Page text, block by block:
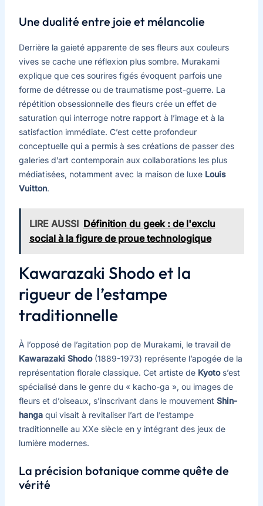
Une dualité entre joie et mélancolie
Derrière la gaieté apparente de ses fleurs aux couleurs
vives se cache une réflexion plus sombre. Murakami
explique que ces sourires figés évoquent parfois une
forme de détresse ou de traumatisme post-guerre. La
répétition obsessionnelle des fleurs crée un effet de
saturation qui interroge notre rapport à l’image et à la
satisfaction immédiate. C’est cette profondeur
conceptuelle qui a permis à ses créations de passer des
galeries d’art contemporain aux collaborations les plus
médiatisées, notamment avec la maison de luxe Louis
Vuitton.
LIRE AUSSI Définition du geek : de l'exclu
social à la figure de proue technologique
Kawarazaki Shodo et la
rigueur de l’estampe
traditionnelle
À l’opposé de l’agitation pop de Murakami, le travail de
Kawarazaki Shodo(1889-1973) représente l’apogée de la
représentation florale classique. Cet artiste de Kyotos’est
spécialisé dans le genre du « kacho-ga », ou images de
fleurs et d’oiseaux, s’inscrivant dans le mouvement Shin-
hangaqui visait à revitaliser l’art de l’estampe
traditionnelle au XXe siècle en y intégrant des jeux de
lumière modernes.
La précision botanique comme quête de
vérité